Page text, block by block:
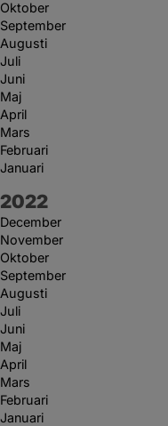
Oktober
September
Augusti
Juli
Juni
Maj
April
Mars
Februari
Januari
År:
2022
December
November
Oktober
September
Augusti
Juli
Juni
Maj
April
Mars
Februari
Januari